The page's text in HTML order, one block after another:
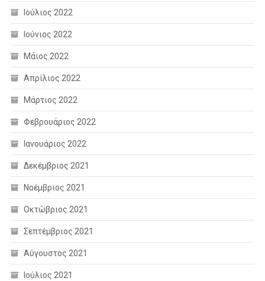
Ιούλιος 2022
Ιούνιος 2022
Μάιος 2022
Απρίλιος 2022
Μάρτιος 2022
Φεβρουάριος 2022
Ιανουάριος 2022
Δεκέμβριος 2021
Νοέμβριος 2021
Οκτώβριος 2021
Σεπτέμβριος 2021
Αύγουστος 2021
Ιούλιος 2021